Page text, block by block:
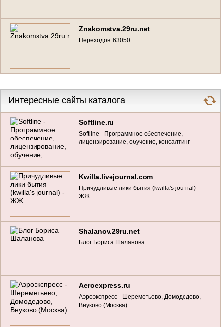
Znakomstva.29ru.net
Переходов: 63050
Интересные сайты каталога
Softline.ru
Softline - Программное обеспечение,
лицензирование, обучение, консалтинг
Kwilla.livejournal.com
Причудливые лики бытия (kwilla's journal) -
ЖЖ
Shalanov.29ru.net
Блог Бориса Шаланова
Aeroexpress.ru
Аэроэкспресс - Шереметьево, Домодедово,
Внуково (Москва)